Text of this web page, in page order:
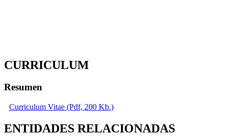
CURRICULUM
Resumen
Curriculum Vitae (Pdf, 200 Kb.)
ENTIDADES RELACIONADAS